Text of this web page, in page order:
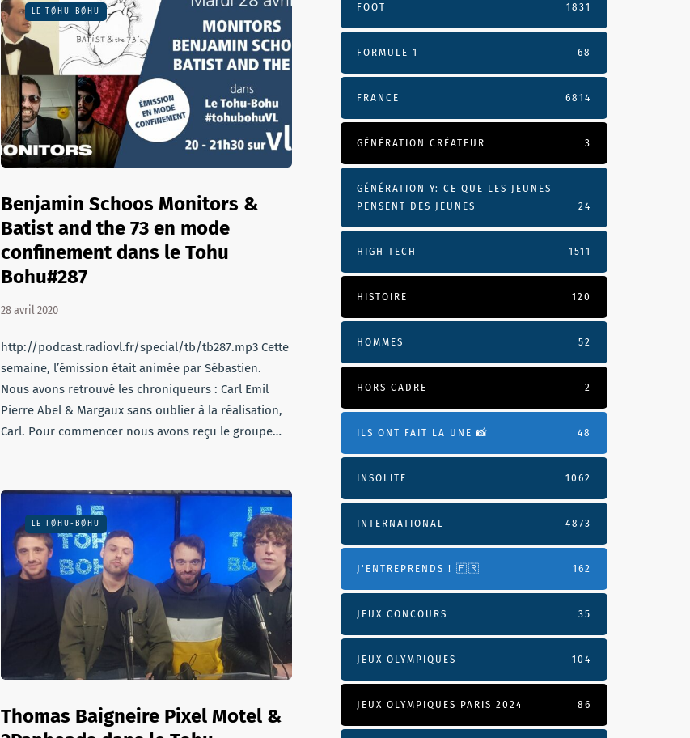
LE TØHU-BØHU
Benjamin Schoos Monitors &
Batist and the 73 en mode
confinement dans le Tohu
Bohu#287
28 avril 2020
http://podcast.radiovl.fr/special/tb/tb287.mp3 Cette
semaine, l’émission était animée par Sébastien.
Nous avons retrouvé les chroniqueurs : Carl Emil
Pierre Abel & Margaux sans oublier à la réalisation,
Carl. Pour commencer nous avons reçu le groupe…
LE TØHU-BØHU
Thomas Baigneire Pixel Motel &
FOOT 1831
FORMULE 1 68
FRANCE 6814
GÉNÉRATION CRÉATEUR 3
GÉNÉRATION Y: CE QUE LES JEUNES
PENSENT DES JEUNES
24
HIGH TECH 1511
HISTOIRE 120
HOMMES 52
HORS CADRE 2
ILS ONT FAIT LA UNE 📸 48
INSOLITE 1062
INTERNATIONAL 4873
J'ENTREPRENDS ! 🇫🇷 162
JEUX CONCOURS 35
JEUX OLYMPIQUES 104
JEUX OLYMPIQUES PARIS 2024 86